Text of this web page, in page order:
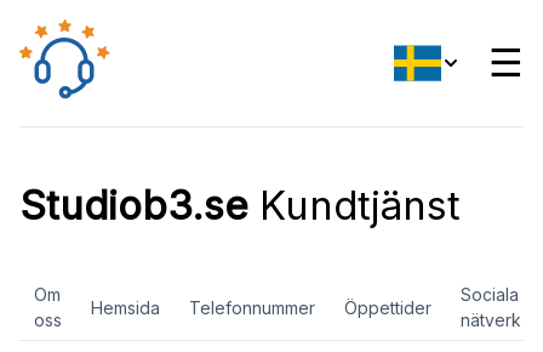
☰
Studiob3.se Kundtjänst
Om
oss
Hemsida Telefonnummer Öppettider
Sociala
nätverk